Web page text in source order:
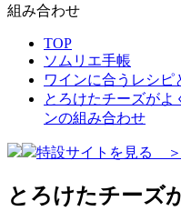
TOP
ソムリエ手帳
ワインに合うレシピ
とろけたチーズがよ
ンの組み合わせ
特設サイトを見る ＞
とろけたチーズ